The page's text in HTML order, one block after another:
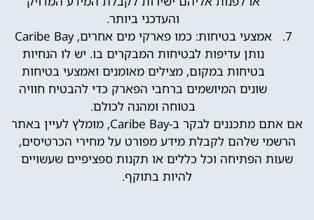
והעדכני ביותר.
אמצעי בטיחות: כמו פארקי מים אחרים, Caribe Bay
נותן עדיפות לבטיחות המבקרים בו. יש לו הנחיות
בטיחות במקום, מצילים מאומנים ואמצעי בטיחות
שונים המיושמים ברחבי הפארק כדי להבטיח חוויה
בטוחה ומהנה לכולם.
אם אתם מתכננים לבקר ב-Caribe Bay, מומלץ לעיין באתר
הרשמי שלהם לקבלת מידע מפורט על מחירי הכרטיסים,
שעות הפתיחה וכל כללים או תקנות ספציפיים שעשויים
להיות בתוקף.